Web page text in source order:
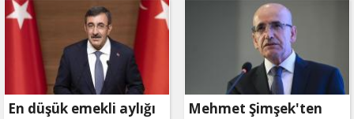
ödemesiz, 36 ay vadeli
En düşük emekli aylığı
Mehmet Şimşek'ten